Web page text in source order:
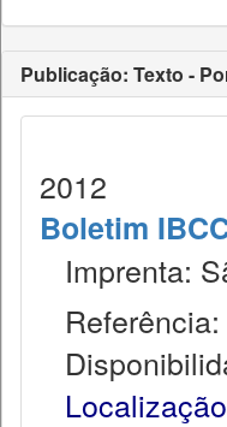
Publicação: Texto -
2012
Boletim
Imprenta: